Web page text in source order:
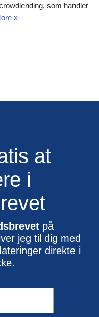
som handler
»
at
i
på
jeg til dig med
direkte i